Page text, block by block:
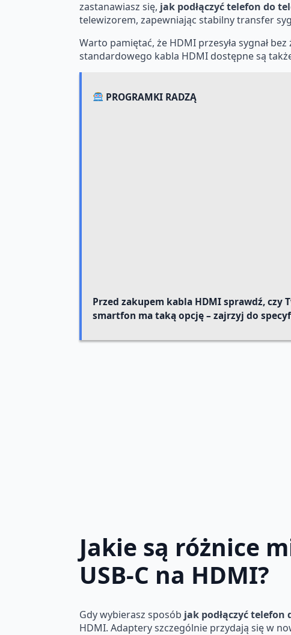
zastanawiasz się, jak podłączyć telefon do
telewizorem, zapewniając stabilny transfer
Warto pamiętać, że HDMI przesyła sygnał
standardowego kabla HDMI dostępne są
PROGRAMKI RADZĄ
Przed zakupem kabla HDMI sprawdź, czy
smartfon ma taką opcję – zajrzyj do
Jakie są różnice
USB-C na HDMI?
Gdy wybierasz sposób jak podłączyć telefon
HDMI. Adaptery szczególnie przydają się w